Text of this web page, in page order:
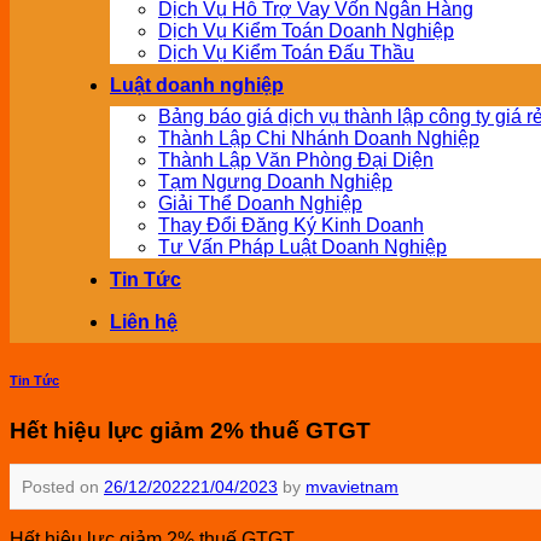
Dịch Vụ Hỗ Trợ Vay Vốn Ngân Hàng
Dịch Vụ Kiểm Toán Doanh Nghiệp
Dịch Vụ Kiểm Toán Đấu Thầu
Luật doanh nghiệp
Bảng báo giá dịch vụ thành lập công ty giá
Thành Lập Chi Nhánh Doanh Nghiệp
Thành Lập Văn Phòng Đại Diện
Tạm Ngưng Doanh Nghiệp
Giải Thể Doanh Nghiệp
Thay Đổi Đăng Ký Kinh Doanh
Tư Vấn Pháp Luật Doanh Nghiệp
Tin Tức
Liên hệ
Tin Tức
Hết hiệu lực giảm 2% thuế GTGT
Posted on 26/12/202221/04/2023 by mvavietnam